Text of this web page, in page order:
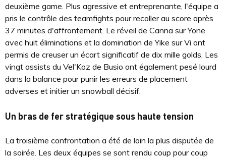
deuxième game. Plus agressive et entreprenante, l'équipe a
pris le contrôle des teamfights pour recoller au score après
37 minutes d'affrontement. Le réveil de Canna sur Yone
avec huit éliminations et la domination de Yike sur Vi ont
permis de creuser un écart significatif de dix mille golds. Les
vingt assists du Vel'Koz de Busio ont également pesé lourd
dans la balance pour punir les erreurs de placement
adverses et initier un snowball décisif.
Un bras de fer stratégique sous haute tension
La troisième confrontation a été de loin la plus disputée de
la soirée. Les deux équipes se sont rendu coup pour coup